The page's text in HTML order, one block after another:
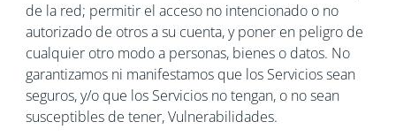
de la red; permitir el acceso no intencionado o no
autorizado de otros a su cuenta, y poner en peligro de
cualquier otro modo a personas, bienes o datos. No
garantizamos ni manifestamos que los Servicios sean
seguros, y/o que los Servicios no tengan, o no sean
susceptibles de tener, Vulnerabilidades.